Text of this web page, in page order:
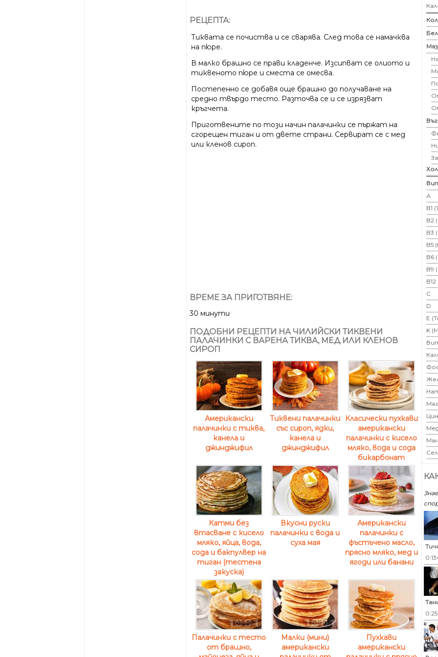
РЕЦЕПТА:
Тиквата се почиства и се сварява. След това се намачква
на пюре.
В малко брашно се прави кладенче. Изсипват се олиото и
тиквеното пюре и сместа се омесва.
Постепенно се добавя още брашно до получаване на
средно твърдо тесто. Разточва се и се изрязват
кръгчета.
Приготвените по този начин палачинки се пържат на
сгорещен тиган и от двете страни. Сервират се с мед
или кленов сироп.
ВРЕМЕ ЗА ПРИГОТВЯНЕ:
30 минути
ПОДОБНИ РЕЦЕПТИ НА ЧИЛИЙСКИ ТИКВЕНИ
ПАЛАЧИНКИ С ВАРЕНА ТИКВА, МЕД ИЛИ КЛЕНОВ
СИРОП
Американски
палачинки с тиква,
канела и
джинджифил
Тиквени палачинки
със сироп, ядки,
канела и
джинджифил
Класически пухкави
американски
палачинки с кисело
мляко, вода и сода
бикарбонат
Катми без
втасване с кисело
мляко, яйца, вода,
сода и бакпулвер на
тиган (тестена
закуска)
Вкусни руски
палачинки с вода и
суха мая
Американски
палачинки с
фъстъчено масло,
прясно мляко, мед и
ягоди или банани
Палачинки с тесто
от брашно,
Малки (мини)
американски
Пухкави
американски
А
B1
B2
B3
B5
B6
B9
C
D
E
K